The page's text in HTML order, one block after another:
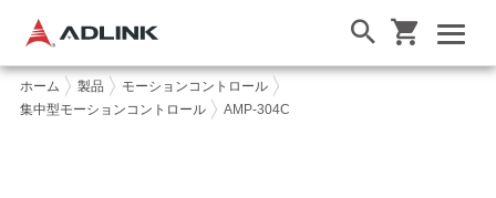
ホーム 製品
モーションコントロール
集中型モーションコントロール
AMP-304C